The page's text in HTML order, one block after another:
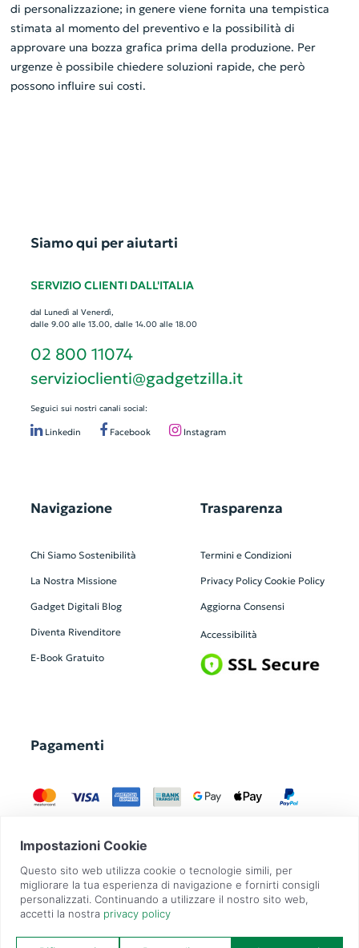
di personalizzazione; in genere viene fornita una tempistica
stimata al momento del preventivo e la possibilità di
approvare una bozza grafica prima della produzione. Per
urgenze è possibile chiedere soluzioni rapide, che però
possono influire sui costi.
Siamo qui per aiutarti
SERVIZIO CLIENTI DALL'ITALIA
dal Lunedì al Venerdì,
dalle 9.00 alle 13.00, dalle 14.00 alle 18.00
02 800 11074
servizioclienti@gadgetzilla.it
Seguici sui nostri canali social:
Linkedin Facebook Instagram
Navigazione
Chi Siamo Sostenibilità
La Nostra Missione
Gadget Digitali Blog
Diventa Rivenditore
E-Book Gratuito
Trasparenza
Termini e Condizioni
Privacy Policy Cookie Policy
Aggiorna Consensi
Accessibilità
Pagamenti
GadgetZilla è un Brand di Overbi S.r.l.| realizzato con Contit
| © 2026 Tutti
i diritti riservati | P.IVA: 09351560967